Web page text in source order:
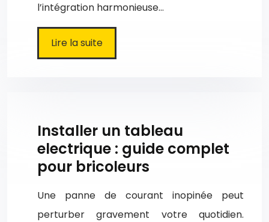
l’intégration harmonieuse…
Lire la suite
Installer un tableau
electrique : guide complet
pour bricoleurs
Une panne de courant inopinée peut
perturber gravement votre quotidien.